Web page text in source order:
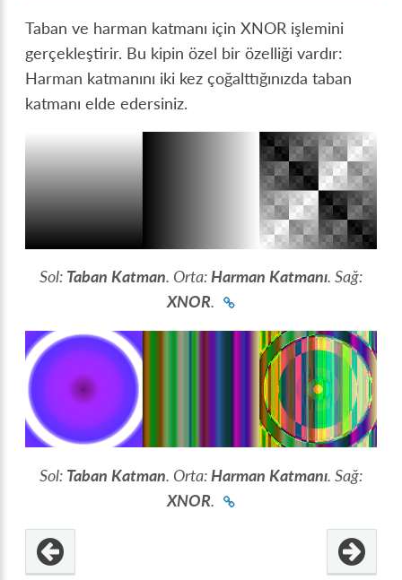
Taban ve harman katmanı için XNOR işlemini
gerçekleştirir. Bu kipin özel bir özelliği vardır:
Harman katmanını iki kez çoğalttığınızda taban
katmanı elde edersiniz.
Sol: Taban Katman. Orta: Harman Katmanı. Sağ:
XNOR.
Sol: Taban Katman. Orta: Harman Katmanı. Sağ:
XNOR.